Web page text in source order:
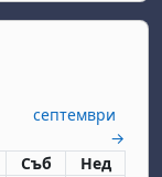
септември
→
събота
Съб неделя
Нед